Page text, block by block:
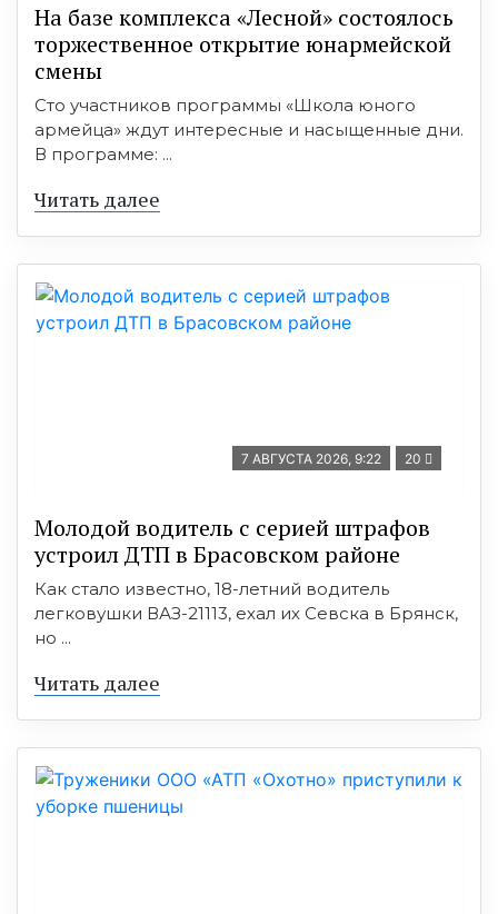
На базе комплекса «Лесной» состоялось
торжественное открытие юнармейской
смены
Сто участников программы «Школа юного
армейца» ждут интересные и насыщенные дни.
В программе: ...
Читать далее
7 АВГУСТА 2026, 9:22 20
Молодой водитель с серией штрафов
устроил ДТП в Брасовском районе
Как стало известно, 18-летний водитель
легковушки ВАЗ-21113, ехал их Севска в Брянск,
но ...
Читать далее